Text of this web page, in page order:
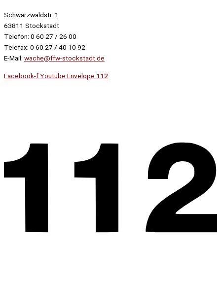
Schwarzwaldstr. 1
63811 Stockstadt
Telefon: 0 60 27 / 26 00
Telefax: 0 60 27 / 40 10 92
E-Mail: wache@ffw-stockstadt.de
Facebook-fYoutube Envelope 112